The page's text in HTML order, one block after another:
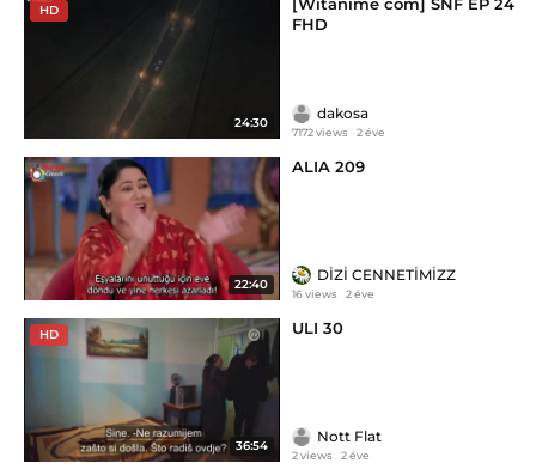
HD
24:30
[Witanime com] SNF EP 24
FHD
dakosa
7172 views 2 éve
22:40
ALIA 209
DİZİ CENNETİMİZZ
16 views 2 éve
HD
36:54
ULI 30
Nott Flat
2 views 2 éve